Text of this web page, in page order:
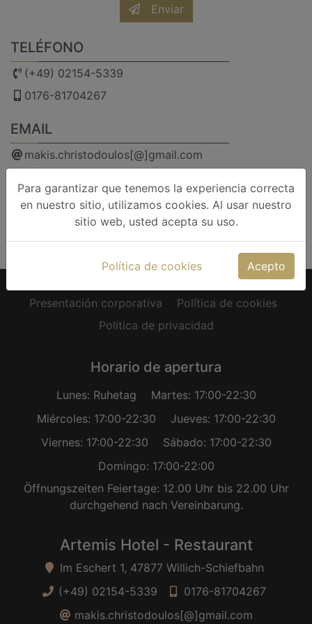
Enviar
TELÉFONO
(+49) 02154-5339
0176-81704267
EMAIL
makis.christodoulos[@]gmail.com
DIRECCIÓN
Im Eschert 1, 47877 Willich-Schiefbahn
facebook
trip advisor
Presentación corporativa
Política de cookies
Política de privacidad
Horario de apertura
Lunes: Ruhetag
Martes: 17:00-22:30
Miércoles: 17:00-22:30
Jueves: 17:00-22:30
Viernes: 17:00-22:30
Sábado: 17:00-22:30
Domingo: 17:00-22:00
Öffnungszeiten Feiertage: 12.00 Uhr bis 22.00 Uhr
durchgehend nach Vereinbarung.
Artemis Hotel - Restaurant
Im Eschert 1, 47877 Willich-Schiefbahn
(+49) 02154-5339
0176-81704267
makis.christodoulos[@]gmail.com
Para garantizar que tenemos la experiencia correcta
en nuestro sitio, utilizamos cookies. Al usar nuestro
sitio web, usted acepta su uso.
Política de cookies Acepto